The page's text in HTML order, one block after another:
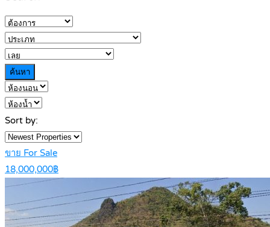
ค้นหา
Sort by:
ขาย For Sale
18,000,000฿